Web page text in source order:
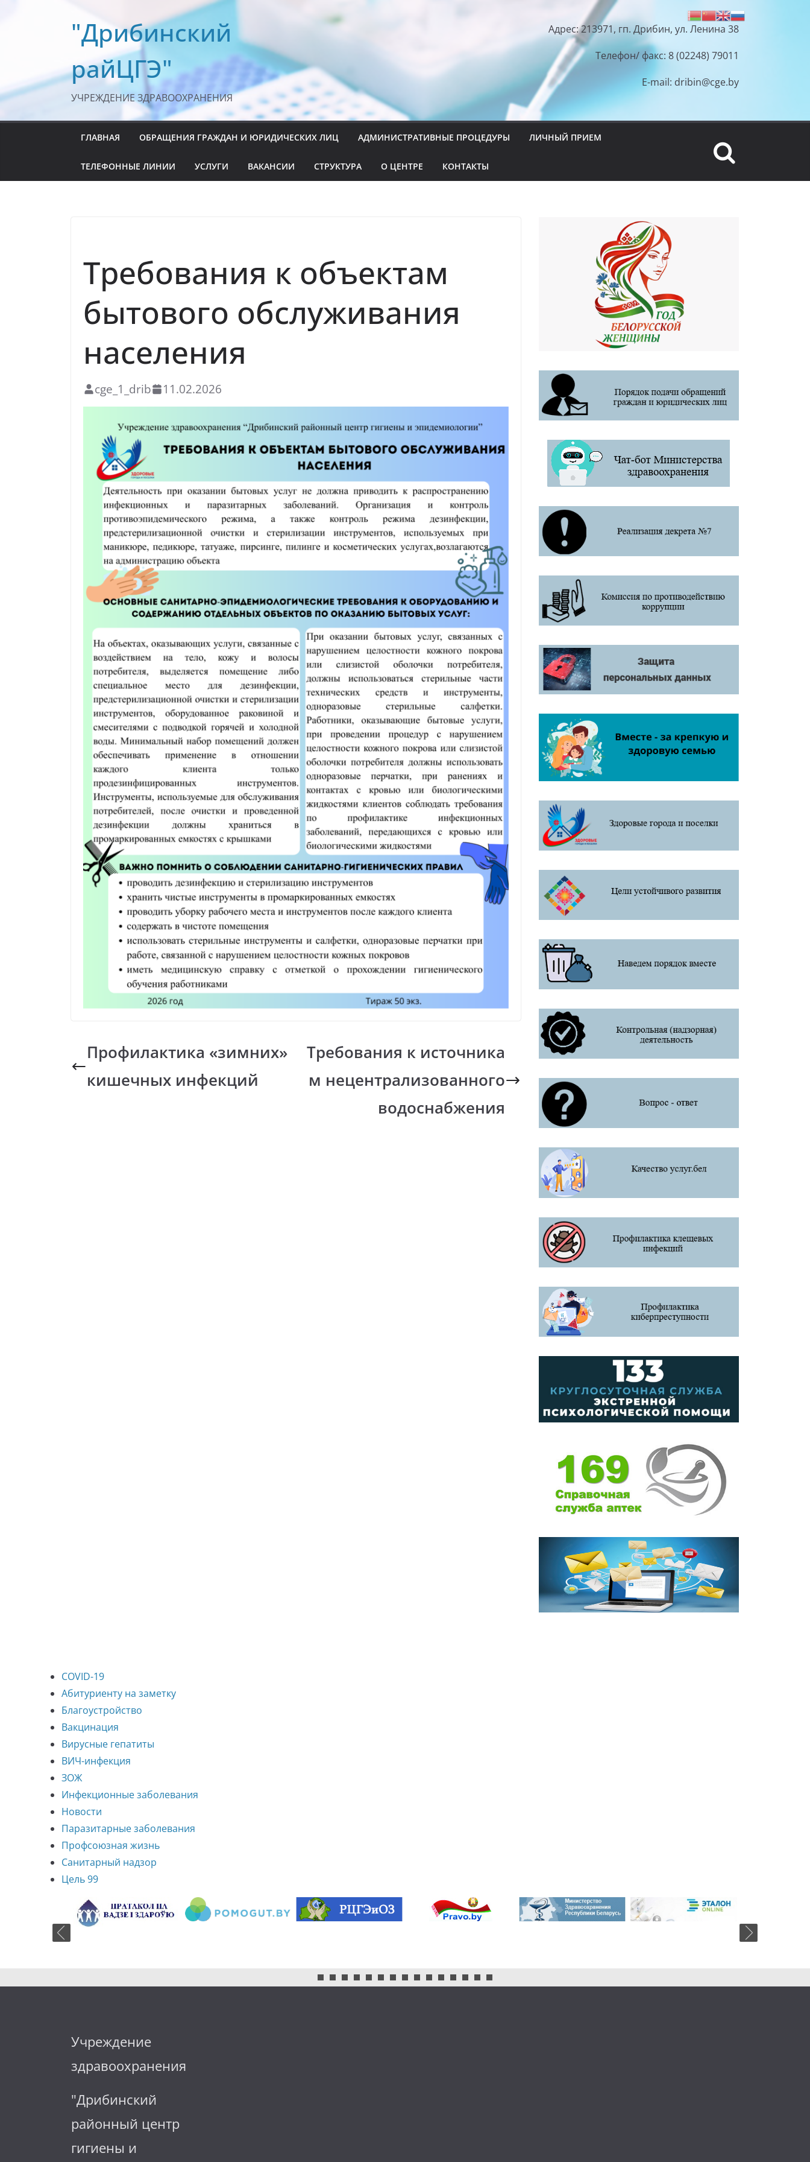
"Дрибинский
райЦГЭ"
УЧРЕЖДЕНИЕ ЗДРАВООХРАНЕНИЯ
Адрес: 213971, гп. Дрибин, ул. Ленина 38
Телефон/ факс: 8 (02248) 79011
E-mail: dribin@cge.by
ГЛАВНАЯ ОБРАЩЕНИЯ ГРАЖДАН И ЮРИДИЧЕСКИХ ЛИЦ АДМИНИСТРАТИВНЫЕ ПРОЦЕДУРЫ ЛИЧНЫЙ ПРИЕМ
ТЕЛЕФОННЫЕ ЛИНИИ УСЛУГИ ВАКАНСИИ СТРУКТУРА О ЦЕНТРЕ КОНТАКТЫ
Требования к объектам
бытового обслуживания
населения
cge_1_drib 11.02.2026
Профилактика «зимних»
кишечных инфекций
Требования к источника
м нецентрализованного
водоснабжения
COVID-19
Абитуриенту на заметку
Благоустройство
Вакцинация
Вирусные гепатиты
ВИЧ-инфекция
ЗОЖ
Инфекционные заболевания
Новости
Паразитарные заболевания
Профсоюзная жизнь
Санитарный надзор
Цель 99
Учреждение
здравоохранения
"Дрибинский
районный центр
гигиены и